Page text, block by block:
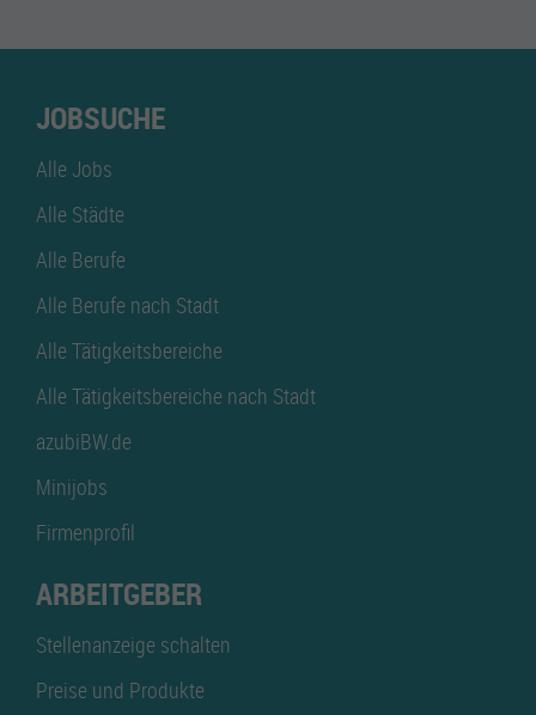
JOBSUCHE
Alle Jobs
Alle Städte
Alle Berufe
Alle Berufe nach Stadt
Alle Tätigkeitsbereiche
Alle Tätigkeitsbereiche nach Stadt
azubiBW.de
Minijobs
Firmenprofil
ARBEITGEBER
Stellenanzeige schalten
Preise und Produkte